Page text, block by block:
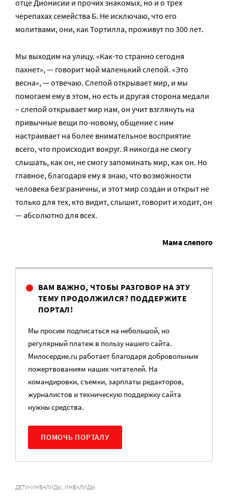
отце Дионисии и прочих знакомых, но и о трех
черепахах семейства Б. Не исключаю, что его
молитвами, они, как Тортилла, проживут по 300 лет.
Мы выходим на улицу. «Как-то странно сегодня
пахнет», — говорит мой маленький слепой. «Это
весна», — отвечаю. Слепой открывает мир, и мы
помогаем ему в этом, но есть и другая сторона медали
– слепой открывает мир нам, он учит взглянуть на
привычные вещи по-новому, общение с ним
настраивает на более внимательное восприятие
всего, что происходит вокруг. Я никогда не смогу
слышать, как он, не смогу запоминать мир, как он. Но
главное, благодаря ему я знаю, что возможности
человека безграничны, и этот мир создан и открыт не
только для тех, кто видит, слышит, говорит и ходит, он
— абсолютно для всех.
Мама слепого
ВАМ ВАЖНО, ЧТОБЫ РАЗГОВОР НА ЭТУ
ТЕМУ ПРОДОЛЖИЛСЯ? ПОДДЕРЖИТЕ
ПОРТАЛ!
Мы просим подписаться на небольшой, но
регулярный платеж в пользу нашего сайта.
Милосердие.ru работает благодаря добровольным
пожертвованиям наших читателей. На
командировки, съемки, зарплаты редакторов,
журналистов и техническую поддержку сайта
нужны средства.
ПОМОЧЬ ПОРТАЛУ
ДЕТИ-ИНВАЛИДЫ, ИНВАЛИДЫ